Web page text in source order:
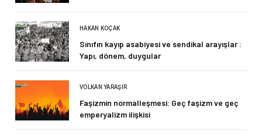
HAKAN KOÇAK
Sınıfın kayıp asabiyesi ve sendikal arayışlar :
Yapı, dönem, duygular
VOLKAN YARAŞIR
Faşizmin normalleşmesi: Geç faşizm ve geç
emperyalizm ilişkisi